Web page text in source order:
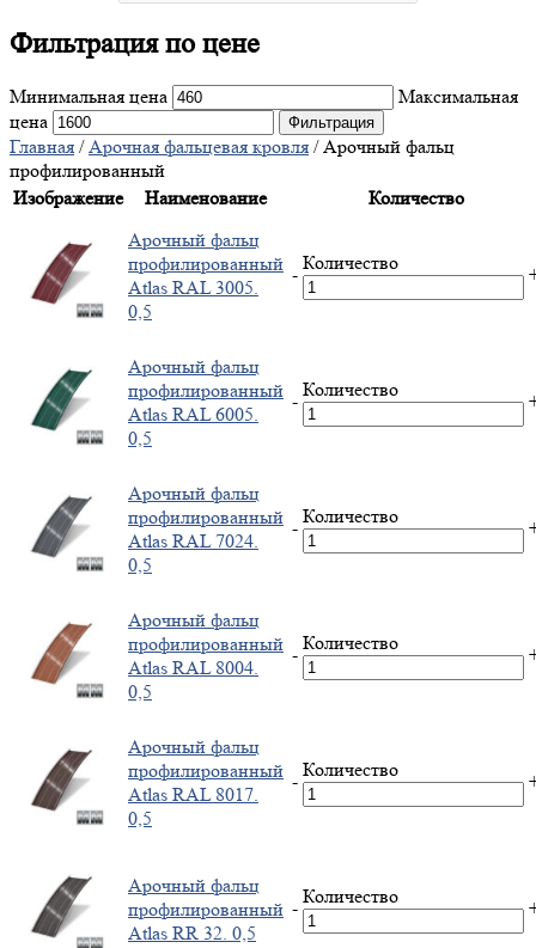
Фильтрацияпо цене
Минимальная цена
Максимальная
цена
Фильтрация
Главная /Арочная фальцевая кровля / Арочный фальц
профилированный
Изображение
Наименование
Количество
Арочный фальц
профилированный
Atlas RAL 3005.
0,5
-
Количество
Арочный фальц
профилированный
Atlas RAL 6005.
0,5
-
Количество
Арочный фальц
профилированный
Atlas RAL 7024.
0,5
-
Количество
Арочный фальц
профилированный
Atlas RAL 8004.
0,5
-
Количество
Арочный фальц
профилированный
Atlas RAL 8017.
0,5
-
Количество
Арочный фальц
профилированный
Atlas RR 32. 0,5
-
Количество